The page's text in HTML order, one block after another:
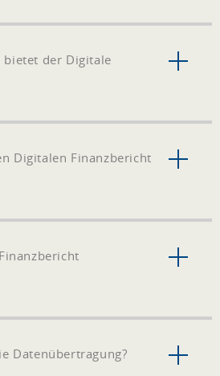
bietet der Digitale
Digitalen Finanzbericht
Datenübertragung?